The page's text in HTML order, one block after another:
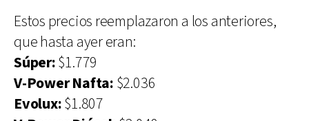
Estos precios reemplazaron a los anteriores,
que hasta ayer eran:
Súper:$1.779
V-Power Nafta: $2.036
Evolux:$1.807